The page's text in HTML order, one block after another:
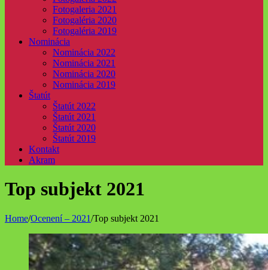
Fotogaleria 2021
Fotogaléria 2020
Fotogaléria 2019
Nominácia
Nominácia 2022
Nominácia 2021
Nominácia 2020
Nominácia 2019
Štatút
Štatút 2022
Štatút 2021
Štatút 2020
Štatút 2019
Kontakt
Akram
Top subjekt 2021
Home/Ocenení – 2021/Top subjekt 2021